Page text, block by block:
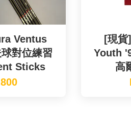
Ventus
對位練習
Sticks
[現貨
Youth
高